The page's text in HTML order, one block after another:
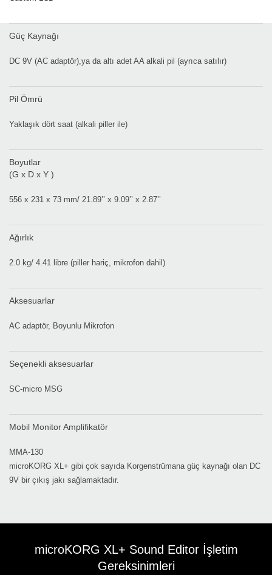
Güç Kaynağı
DC 9V (AC adaptör),ya da altı adet AA alkali pil (ayrıca satılır)
Pil Ömrü
Yaklaşık dört saat (alkali piller ile)
Boyutlar
(G x D x Y )
556 x 231 x 73 mm/ 21.89’’ x 9.09’’ x 2.87’’
Ağırlık
2.0 kg/ 4.41 libre (piller hariç, mikrofon dahil)
Aksesuarlar
AC adaptör, Boyunlu Mikrofon
Seçenekli aksesuarlar
SC-micro MSG
Mobil Monitor Amplifikatör
MMA-130
microKORG XL+ gibi çok sayıda Korgenstrümana güç kaynağı olan DC
9V bir çıkış jakı sağlamaktadır.
microKORG XL+ Sound Editor İşletim
Gereksinimleri